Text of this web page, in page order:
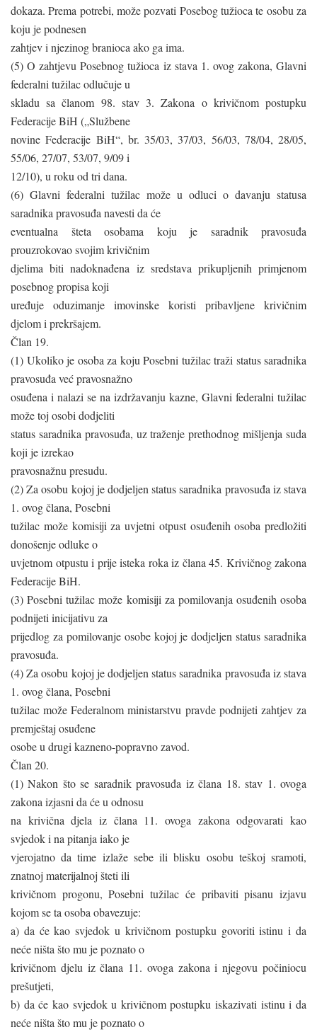
dokaza. Prema potrebi, može pozvati Posebog tužioca te osobu za
koju je podnesen
zahtjev i njezinog branioca ako ga ima.
(5) O zahtjevu Posebnog tužioca iz stava 1. ovog zakona, Glavni
federalni tužilac odlučuje u
skladu sa članom 98. stav 3. Zakona o krivičnom postupku
Federacije BiH („Službene
novine Federacije BiH“, br. 35/03, 37/03, 56/03, 78/04, 28/05,
55/06, 27/07, 53/07, 9/09 i
12/10), u roku od tri dana.
(6) Glavni federalni tužilac može u odluci o davanju statusa
saradnika pravosuđa navesti da će
eventualna šteta osobama koju je saradnik pravosuđa
prouzrokovao svojim krivičnim
djelima biti nadoknađena iz sredstava prikupljenih primjenom
posebnog propisa koji
uređuje oduzimanje imovinske koristi pribavljene krivičnim
djelom i prekršajem.
Član 19.
(1) Ukoliko je osoba za koju Posebni tužilac traži status saradnika
pravosuđa već pravosnažno
osuđena i nalazi se na izdržavanju kazne, Glavni federalni tužilac
može toj osobi dodjeliti
status saradnika pravosuđa, uz traženje prethodnog mišljenja suda
koji je izrekao
pravosnažnu presudu.
(2) Za osobu kojoj je dodjeljen status saradnika pravosuđa iz stava
1. ovog člana, Posebni
tužilac može komisiji za uvjetni otpust osuđenih osoba predložiti
donošenje odluke o
uvjetnom otpustu i prije isteka roka iz člana 45. Krivičnog zakona
Federacije BiH.
(3) Posebni tužilac može komisiji za pomilovanja osuđenih osoba
podnijeti inicijativu za
prijedlog za pomilovanje osobe kojoj je dodjeljen status saradnika
pravosuđa.
(4) Za osobu kojoj je dodjeljen status saradnika pravosuđa iz stava
1. ovog člana, Posebni
tužilac može Federalnom ministarstvu pravde podnijeti zahtjev za
premještaj osuđene
osobe u drugi kazneno-popravno zavod.
Član 20.
(1) Nakon što se saradnik pravosuđa iz člana 18. stav 1. ovoga
zakona izjasni da će u odnosu
na krivična djela iz člana 11. ovoga zakona odgovarati kao
svjedok i na pitanja iako je
vjerojatno da time izlaže sebe ili blisku osobu teškoj sramoti,
znatnoj materijalnoj šteti ili
krivičnom progonu, Posebni tužilac će pribaviti pisanu izjavu
kojom se ta osoba obavezuje:
a) da će kao svjedok u krivičnom postupku govoriti istinu i da
neće ništa što mu je poznato o
krivičnom djelu iz člana 11. ovoga zakona i njegovu počiniocu
prešutjeti,
b) da će kao svjedok u krivičnom postupku iskazivati istinu i da
neće ništa što mu je poznato o